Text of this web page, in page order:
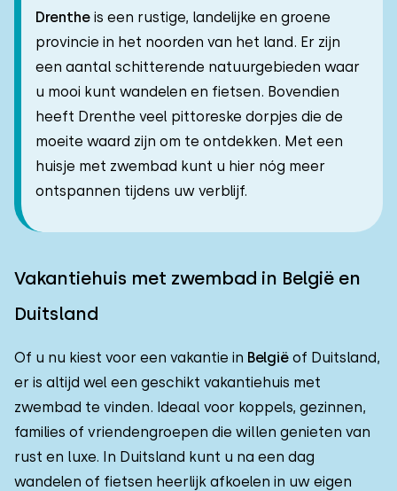
Drenthe is een rustige, landelijke en groene
provincie in het noorden van het land. Er zijn
een aantal schitterende natuurgebieden waar
u mooi kunt wandelen en fietsen. Bovendien
heeft Drenthe veel pittoreske dorpjes die de
moeite waard zijn om te ontdekken. Met een
huisje met zwembad kunt u hier nóg meer
ontspannen tijdens uw verblijf.
Vakantiehuis met zwembad in België en
Duitsland
Of u nu kiest voor een vakantie in België of Duitsland,
er is altijd wel een geschikt vakantiehuis met
zwembad te vinden. Ideaal voor koppels, gezinnen,
families of vriendengroepen die willen genieten van
rust en luxe. In Duitsland kunt u na een dag
wandelen of fietsen heerlijk afkoelen in uw eigen